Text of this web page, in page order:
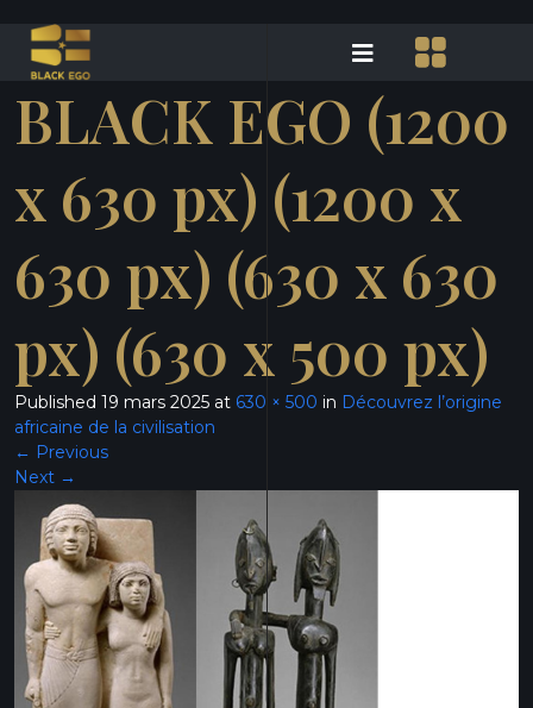
BLACK EGO (1200
x 630 px) (1200 x
630 px) (630 x 630
px) (630 x 500 px)
Published 19 mars 2025 at 630 × 500 in Découvrez l’origine
africaine de la civilisation
← Previous
Next →